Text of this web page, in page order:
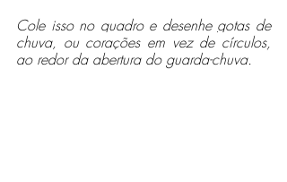
Cole isso no quadro e desenhe gotas de
chuva, ou corações em vez de círculos,
ao redor da abertura do guarda-chuva.